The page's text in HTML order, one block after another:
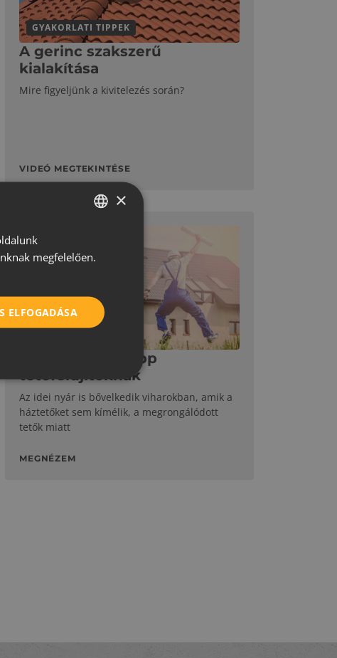
GYAKORLATI TIPPEK
A gerinc szakszerű
kialakítása
Mire figyeljünk a kivitelezés során?
VIDEÓ MEGTEKINTÉSE
Hét plusz egy tipp
tetőfelújítóknak
Az idei nyár is bővelkedik viharokban, amik a
háztetőket sem kímélik, a megrongálódott
tetők miatt
MEGNÉZEM
CROATIAN
SERBIAN
×
megfelelően.
ELFOGADÁSA